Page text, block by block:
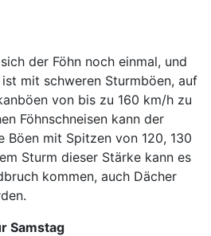
der Föhn noch einmal, und
mit schweren Sturmböen, auf
von bis zu 160 km/h zu
Föhnschneisen kann der
Böen mit Spitzen von 120, 130
Sturm dieser Stärke kann es
kommen, auch Dächer
Samstag